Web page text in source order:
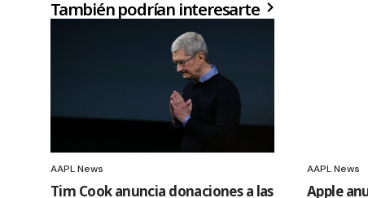
También podrían interesarte
AAPL News
Tim Cook anuncia donaciones a las
AAPL News
Apple